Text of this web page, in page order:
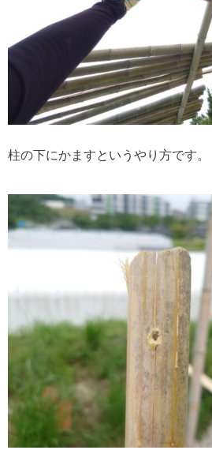
柱の下にかますというやり方です。